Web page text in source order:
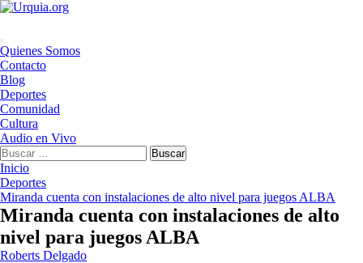
Saltar
Menú
principal
Quienes Somos
Contacto
Blog
Deportes
Comunidad
Cultura
Audio en Vivo
Buscar:
Inicio
Deportes
Miranda cuenta con instalaciones de alto nivel para juegos ALBA
Miranda cuenta con instalaciones de alto
nivel para juegos ALBA
Roberts Delgado